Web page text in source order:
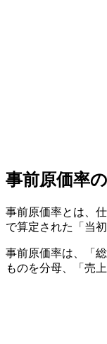
事前原価率
事前原価率とは、
で算定された「当
事前原価率は、「
ものを分母、「売